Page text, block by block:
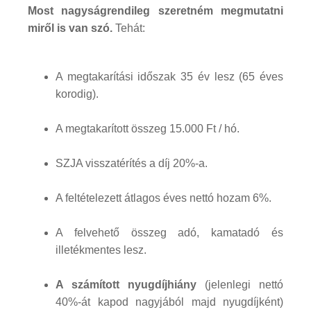
Most nagyságrendileg szeretném megmutatni
miről is van szó. Tehát:
A megtakarítási időszak 35 év lesz (65 éves
korodig).
A megtakarított összeg 15.000 Ft / hó.
SZJA visszatérítés a díj 20%-a.
A feltételezett átlagos éves nettó hozam 6%.
A felvehető összeg adó, kamatadó és
illetékmentes lesz.
A számított nyugdíjhiány (jelenlegi nettó
40%-át kapod nagyjából majd nyugdíjként)